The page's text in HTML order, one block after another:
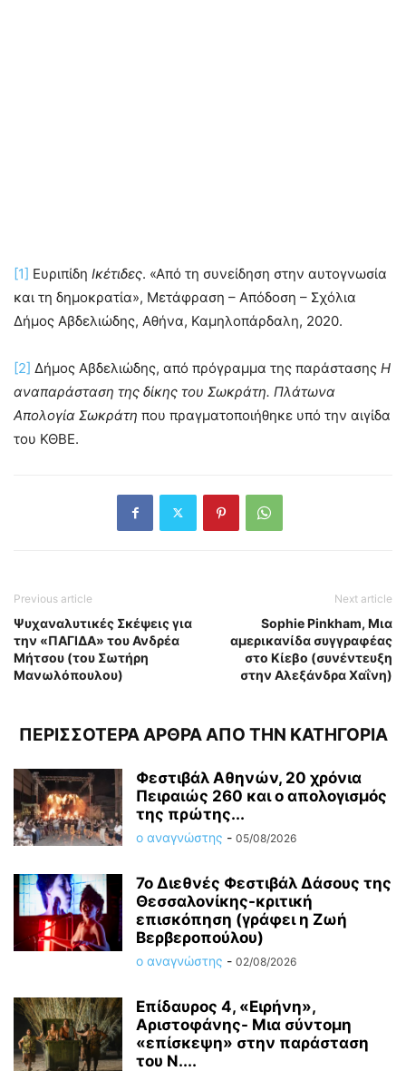
[1] Ευριπίδη Ικέτιδες. «Από τη συνείδηση στην αυτογνωσία
και τη δημοκρατία», Μετάφραση – Απόδοση – Σχόλια
Δήμος Αβδελιώδης, Αθήνα, Καμηλοπάρδαλη, 2020.
[2] Δήμος Αβδελιώδης, από πρόγραμμα της παράστασης Η
αναπαράσταση της δίκης του Σωκράτη. Πλάτωνα
Απολογία Σωκράτη που πραγματοποιήθηκε υπό την αιγίδα
του ΚΘΒΕ.
Previous article
Ψυχαναλυτικές Σκέψεις για
την «ΠΑΓΙΔΑ» του Ανδρέα
Μήτσου (του Σωτήρη
Μανωλόπουλου)
Next article
Sophie Pinkham, Μια
αμερικανίδα συγγραφέας
στο Κίεβο (συνέντευξη
στην Αλεξάνδρα Χαΐνη)
ΠΕΡΙΣΣΟΤΕΡΑ ΑΡΘΡΑ ΑΠΟ ΤΗΝ ΚΑΤΗΓΟΡΙΑ
Φεστιβάλ Αθηνών, 20 χρόνια
Πειραιώς 260 και ο απολογισμός
της πρώτης...
ο αναγνώστης - 05/08/2026
7ο Διεθνές Φεστιβάλ Δάσους της
Θεσσαλονίκης-κριτική
επισκόπηση (γράφει η Ζωή
Βερβεροπούλου)
ο αναγνώστης - 02/08/2026
Επίδαυρος 4, «Ειρήνη»,
Αριστοφάνης- Μια σύντομη
«επίσκεψη» στην παράσταση
του Ν....